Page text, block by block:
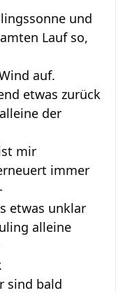
und
Lauf so,
auf.
etwas zurück
der
mir
immer
etwas unklar
alleine
sind bald